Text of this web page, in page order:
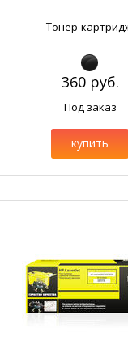
Тонер-
360 руб.
Под заказ
купить